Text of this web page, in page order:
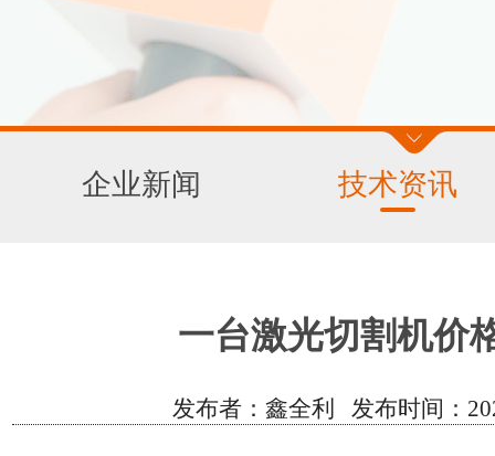
企业新闻 技术资讯
一台激光切割机价
发布者：鑫全利 发布时间：